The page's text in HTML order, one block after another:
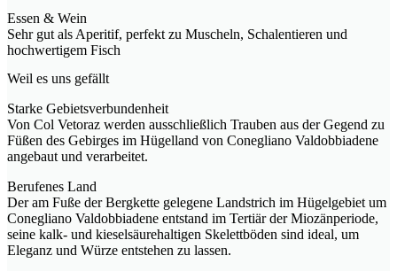
Essen & Wein
Sehr gut als Aperitif, perfekt zu Muscheln, Schalentieren und
hochwertigem Fisch
Weil es uns gefällt
Starke Gebietsverbundenheit
Von Col Vetoraz werden ausschließlich Trauben aus der Gegend zu
Füßen des Gebirges im Hügelland von Conegliano Valdobbiadene
angebaut und verarbeitet.
Berufenes Land
Der am Fuße der Bergkette gelegene Landstrich im Hügelgebiet um
Conegliano Valdobbiadene entstand im Tertiär der Miozänperiode,
seine kalk- und kieselsäurehaltigen Skelettböden sind ideal, um
Eleganz und Würze entstehen zu lassen.